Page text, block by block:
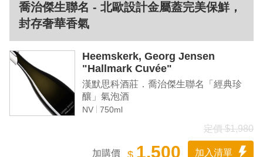
喬治傑生聯名 - 北歐設計金屬蓋完美保鮮，
封存奢華香氣
Heemskerk, Georg Jensen
"Hallmark Cuvée"
漢默思科酒莊．喬治傑生聯名「經典珍
釀」氣泡酒
NV 750ml
定價 $1,980
1,500 加入清單
加購價